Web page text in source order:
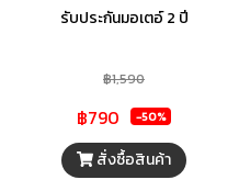
รับประกันมอเตอ์ 2 ปี
฿1,590
฿790 -50%
สั่งซื้อสินค้า